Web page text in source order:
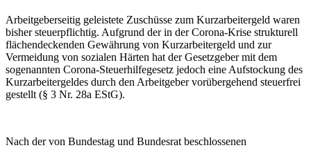
Arbeitgeberseitig geleistete Zuschüsse zum Kurzarbeitergeld waren
bisher steuerpflichtig. Aufgrund der in der Corona-Krise strukturell
flächendeckenden Gewährung von Kurzarbeitergeld und zur
Vermeidung von sozialen Härten hat der Gesetzgeber mit dem
sogenannten Corona-Steuerhilfegesetz jedoch eine Aufstockung des
Kurzarbeitergeldes durch den Arbeitgeber vorübergehend steuerfrei
gestellt (§ 3 Nr. 28a EStG).
Nach der von Bundestag und Bundesrat beschlossenen